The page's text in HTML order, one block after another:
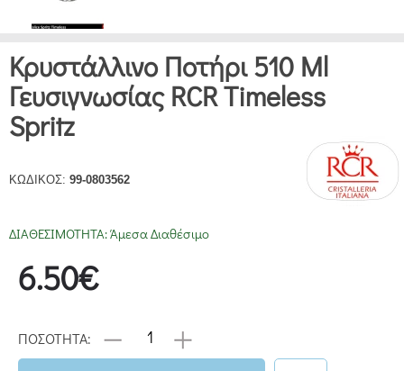
Κρυστάλλινο Ποτήρι 510 Ml
Γευσιγνωσίας RCR Timeless
Spritz
ΚΩΔΙΚΟΣ: 99-0803562
ΔΙΑΘΕΣΙΜΟΤΗΤΑ:Άμεσα Διαθέσιμο
6.50€
ΠΟΣΟΤΗΤΑ: